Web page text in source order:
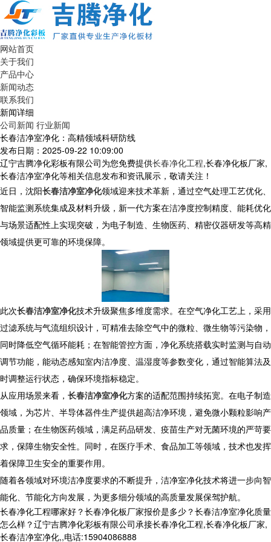
网站首页
关于我们
产品中心
新闻动态
联系我们
新闻详细
公司新闻 行业新闻
长春洁净室净化：高精领域科研防线​
发布日期：2025-09-22 10:09:00
辽宁吉腾净化彩板有限公司为您免费提供长春净化工程,长春净化板厂家,
长春洁净室净化等相关信息发布和资讯展示，敬请关注！
近日，沈阳长春洁净室净化领域迎来技术革新，通过空气处理工艺优化、
智能监测系统集成及材料升级，新一代方案在洁净度控制精度、能耗优化
与场景适配性上实现突破，为电子制造、生物医药、精密仪器研发等高精
领域提供更可靠的环境保障。
​ 此次长春洁净室净化技术升级聚焦多维度需求。在空气净化工艺上，采用
过滤系统与气流组织设计，可精准去除空气中的微粒、微生物等污染物，
同时降低空气循环能耗；在智能管控方面，净化系统搭载实时监测与自动
调节功能，能动态感知室内洁净度、温湿度等参数变化，通过智能算法及
时调整运行状态，确保环境指标稳定。​
从应用场景来看， 长春洁净室净化方案的适配范围持续拓宽。在电子制造
领域，为芯片、半导体器件生产提供超高洁净环境，避免微小颗粒影响产
品质量；在生物医药领域，满足药品研发、疫苗生产对无菌环境的严苛要
求，保障生物安全性。同时，在医疗手术、食品加工等领域，技术也发挥
着保障卫生安全的重要作用。​
随着各领域对环境洁净度要求的不断提升，洁净室净化技术将进一步向智
能化、节能化方向发展，为更多细分领域的高质量发展保驾护航。​
长春净化工程哪家好？长春净化板厂家报价是多少？长春洁净室净化质量
怎么样？辽宁吉腾净化彩板有限公司承接长春净化工程,长春净化板厂家,
长春洁净室净化,,电话:15904086888